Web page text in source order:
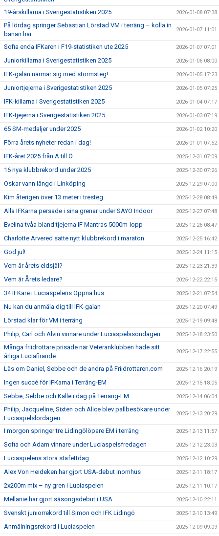
19-årskillarna i Sverigestatistiken 2025 2026-01-08 07:38
På lördag springer Sebastian Lörstad VM i terräng – kolla in
banan här
2026-01-07 11:01
Sofia enda IFKaren i F19-statistiken ute 2025 2026-01-07 07:01
Juniorkillarna i Sverigestatistiken 2025 2026-01-06 08:00
IFK-galan närmar sig med stormsteg! 2026-01-05 17:23
Juniortjejerna i Sverigestatistiken 2025 2026-01-05 07:25
IFK-killarna i Sverigestatistiken 2025 2026-01-04 07:17
IFK-tjejerna i Sverigestatistiken 2025 2026-01-03 07:19
65 SM-medaljer under 2025 2026-01-02 10:20
Förra årets nyheter redan i dag! 2026-01-01 07:52
IFK-året 2025 från A till Ö 2025-12-31 07:09
16 nya klubbrekord under 2025 2025-12-30 07:26
Oskar vann längd i Linköping 2025-12-29 07:00
Kim återigen över 13 meter i tresteg 2025-12-28 08:49
Alla IFKarna persade i sina grenar under SAYO Indoor 2025-12-27 07:48
Evelina tvåa bland tjejerna IF Mantras 5000m-lopp 2025-12-26 08:47
Charlotte Arvered satte nytt klubbrekord i maraton 2025-12-25 16:42
God jul! 2025-12-24 11:15
Vem är årets eldsjäl? 2025-12-23 21:39
Vem är Årets ledare? 2025-12-22 22:15
34 IFKare i Luciaspelens Öppna hus 2025-12-21 07:54
Nu kan du anmäla dig till IFK-galan 2025-12-20 07:49
Lörstad klar för VM i terräng 2025-12-19 09:48
Philip, Carl och Alvin vinnare under Luciaspelssöndagen 2025-12-18 23:50
Många friidrottare prisade när Veteranklubben hade sitt
årliga Luciafirande
2025-12-17 22:55
Läs om Daniel, Sebbe och de andra på Friidrottaren.com 2025-12-16 20:19
Ingen succé för IFKarna i Terräng-EM 2025-12-15 18:05
Sebbe, Sebbe och Kalle i dag på Terräng-EM 2025-12-14 06:04
Philip, Jacqueline, Sixten och Alice blev pallbesökare under
Luciaspelslördagen
2025-12-13 20:29
I morgon springer tre Lidingölöpare EM i terräng 2025-12-13 11:57
Sofia och Adam vinnare under Luciaspelsfredagen 2025-12-12 23:03
Luciaspelens stora stafettdag 2025-12-12 10:29
Alex Von Heideken har gjort USA-debut inomhus 2025-12-11 18:17
2x200m mix – ny gren i Luciaspelen 2025-12-11 10:17
Mellanie har gjort säsongsdebut i USA 2025-12-10 22:11
Svenskt juniorrekord till Simon och IFK Lidingö 2025-12-10 13:49
Anmälningsrekord i Luciaspelen 2025-12-09 09:09